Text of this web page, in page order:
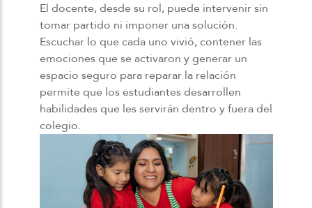
El docente, desde su rol, puede intervenir sin
tomar partido ni imponer una solución.
Escuchar lo que cada uno vivió, contener las
emociones que se activaron y generar un
espacio seguro para reparar la relación
permite que los estudiantes desarrollen
habilidades que les servirán dentro y fuera del
colegio.